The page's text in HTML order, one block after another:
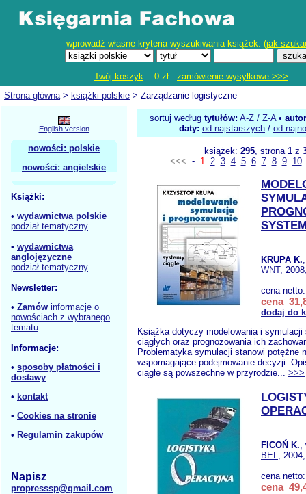
wprowadź własne kryteria wyszukiwania książek: (jak
Twój koszyk: 0 zł zamówienie wysyłkowe >>>
Strona główna> książki polskie > Zarządzanie logistyczne
English version
nowości: polskie
nowości: angielskie
Książki:
• wydawnictwa polskie
podział tematyczny
• wydawnictwa
anglojęzyczne
podział tematyczny
Newsletter:
• Zamów informacje o
nowościach z wybranego
tematu
Informacje:
• sposoby płatności i
dostawy
• kontakt
• Cookies na stronie
• Regulamin zakupów
Napisz
propresssp@gmail.com
sortuj według tytułów: A-Z / Z-A•
daty: od najstarszych / od
książek: 295, strona 1z
<<< - 1 2 3 4 5 6 7 8 9 10
KRUPA K.
WNT,
cena
cena
dodaj do
Książka dotyczy modelowania i symulacji
ciągłych oraz prognozowania ich
Problematyka symulacji stanowi potężne
wspomagające podejmowanie decyzji.
ciągłe są powszechne w przyrodzie... >>>
FICOŃ K.,
BEL,
cena
cena